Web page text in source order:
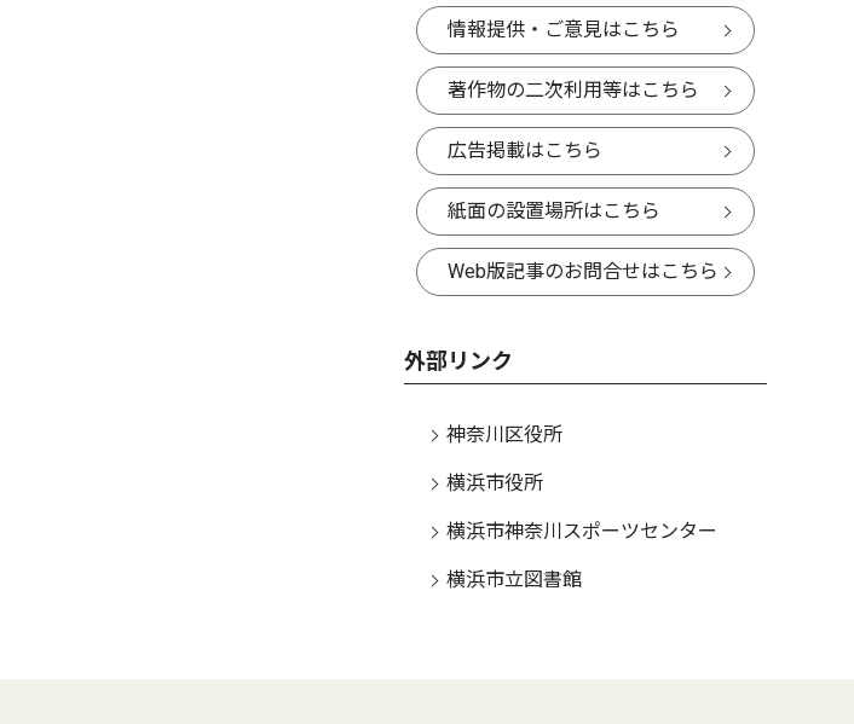
情報提供・ご意見はこちら
著作物の二次利用等はこちら
広告掲載はこちら
紙面の設置場所はこちら
Web版記事のお問合せはこちら
外部リンク
神奈川区役所
横浜市役所
横浜市神奈川スポーツセンター
横浜市立図書館